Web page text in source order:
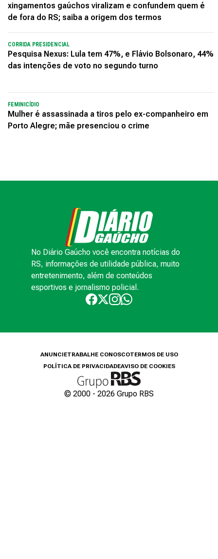
xingamentos gaúchos viralizam e confundem quem é
de fora do RS; saiba a origem dos termos
CORRIDA PRESIDENCIAL
Pesquisa Nexus: Lula tem 47%, e Flávio Bolsonaro, 44%
das intenções de voto no segundo turno
FEMINICÍDIO
Mulher é assassinada a tiros pelo ex-companheiro em
Porto Alegre; mãe presenciou o crime
No Diário Gaúcho você encontra notícias do
RS, informações de utilidade pública, muito
entretenimento, além de conteúdos
esportivos e jornalismo policial.
ANUNCIETRABALHE CONOSCOTERMOS DE USO
POLÍTICA DE PRIVACIDADEAVISO DE COOKIES
© 2000 - 2026 Grupo RBS